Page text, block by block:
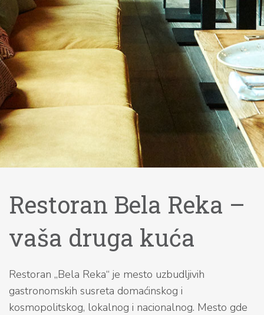
Restoran Bela Reka –
vaša druga kuća
Restoran „Bela Reka“ je mesto uzbudljivih
gastronomskih susreta domaćinskog i
kosmopolitskog, lokalnog i nacionalnog. Mesto gde